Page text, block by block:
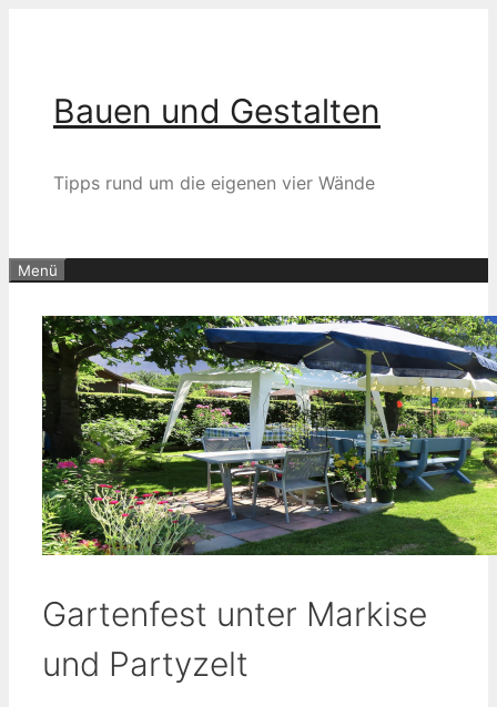
Bauen und Gestalten
Tipps rund um die eigenen vier Wände
Menü
Gartenfest unter Markise
und Partyzelt